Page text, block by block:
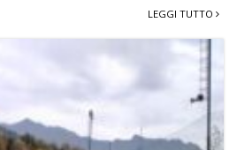
LEGGI TUTTO